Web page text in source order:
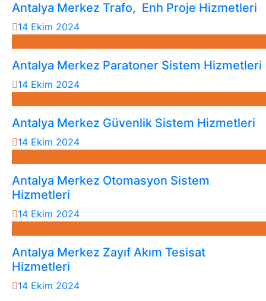
Antalya Merkez Trafo, Enh Proje Hizmetleri
14 Ekim 2024
Antalya Merkez Paratoner Sistem Hizmetleri
14 Ekim 2024
Antalya Merkez Güvenlik Sistem Hizmetleri
14 Ekim 2024
Antalya Merkez Otomasyon Sistem
Hizmetleri
14 Ekim 2024
Antalya Merkez Zayıf Akım Tesisat
Hizmetleri
14 Ekim 2024